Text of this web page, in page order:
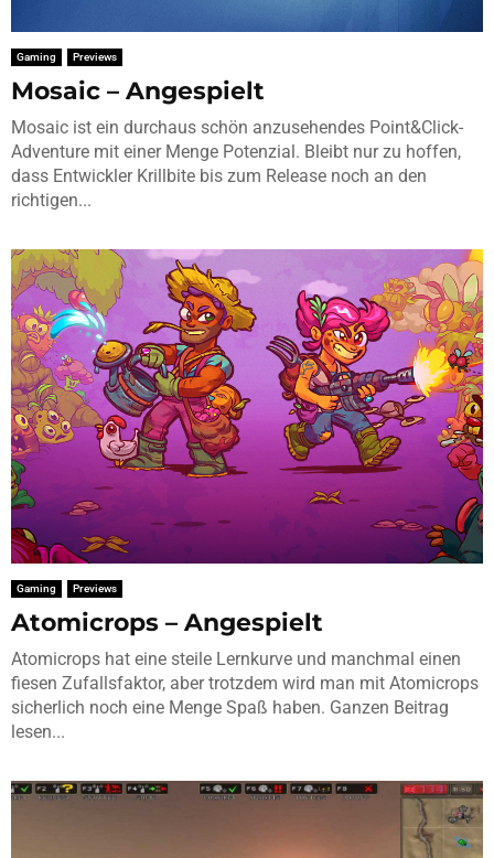
Gaming Previews
Mosaic – Angespielt
Mosaic ist ein durchaus schön anzusehendes Point&Click-
Adventure mit einer Menge Potenzial. Bleibt nur zu hoffen,
dass Entwickler Krillbite bis zum Release noch an den
richtigen...
Gaming Previews
Atomicrops – Angespielt
Atomicrops hat eine steile Lernkurve und manchmal einen
fiesen Zufallsfaktor, aber trotzdem wird man mit Atomicrops
sicherlich noch eine Menge Spaß haben. Ganzen Beitrag
lesen...